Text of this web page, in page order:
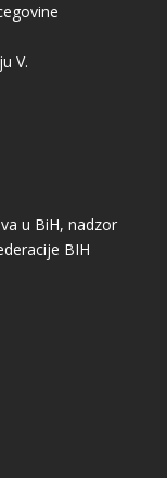
V.
u BiH, nadzor
BIH